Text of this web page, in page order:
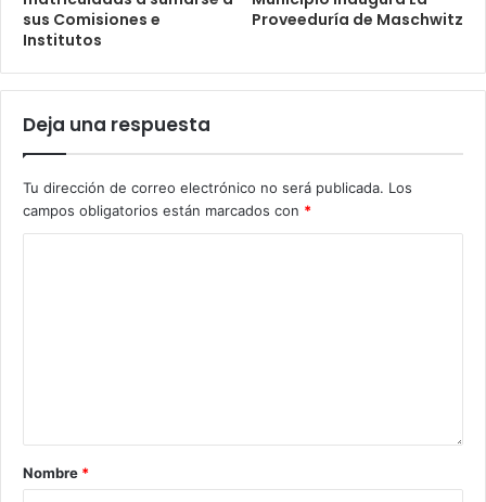
sus Comisiones e
Institutos
Proveeduría de Maschwitz
Deja una respuesta
Tu dirección de correo electrónico no será publicada. Los
campos obligatorios están marcados con *
Nombre *